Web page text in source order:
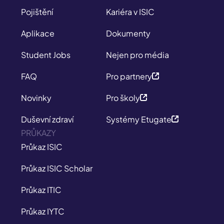
Pojištění
Aplikace
Student Jobs
FAQ
Novinky
Duševní zdraví
Kariéra v ISIC
Dokumenty
Nejen pro média
Pro partnery
Pro školy
Systémy Etugate
PRŮKAZY
Průkaz ISIC
Průkaz ISIC Scholar
Průkaz ITIC
Průkaz IYTC